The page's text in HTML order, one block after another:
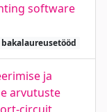
software
bakalaureusetööd
ja
arvutuste